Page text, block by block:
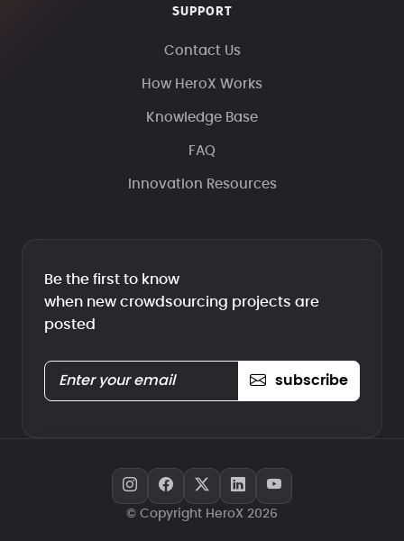
SUPPORT
Contact Us
How HeroX Works
Knowledge Base
FAQ
Innovation Resources
Be the first to know
when new crowdsourcing projects are
posted
subscribe
© Copyright HeroX 2026